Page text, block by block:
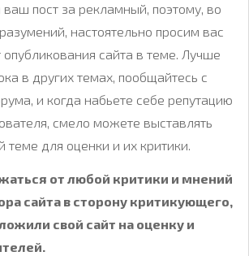
пост за рекламный, поэтому, во
настоятельно просим вас
сайта в теме. Лучше
в других темах, пообщайтесь с
и когда набьете себе репутацию
смело можете выставлять
теме для оценки и их критики.
от любой критики и мнений
сайта в сторону критикующего,
свой сайт на оценку и